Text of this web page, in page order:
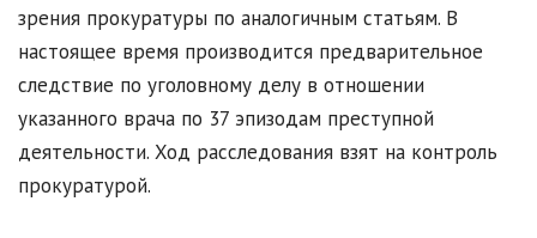
зрения прокуратуры по аналогичным статьям. В
настоящее время производится предварительное
следствие по уголовному делу в отношении
указанного врача по 37 эпизодам преступной
деятельности. Ход расследования взят на контроль
прокуратурой.